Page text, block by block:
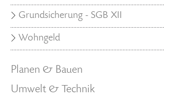
Grundsicherung - SGB XII
Wohngeld
Planen & Bauen
Umwelt & Technik